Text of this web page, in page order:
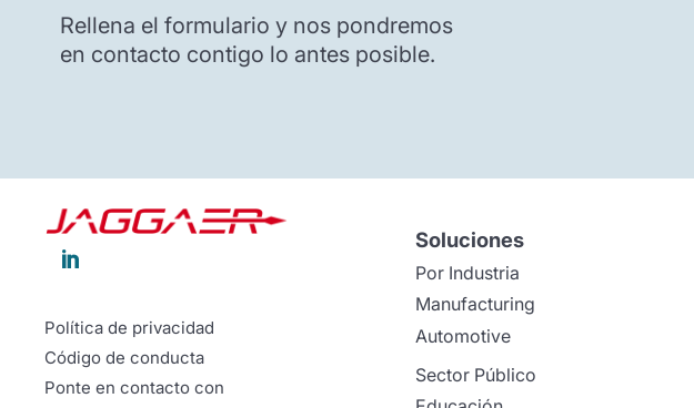
Rellena el formulario y nos pondremos
en contacto contigo lo antes posible.

Política de privacidad
Código de conducta
Ponte en contacto con
Soluciones
Por Industria
Manufacturing
Automotive
Sector Público